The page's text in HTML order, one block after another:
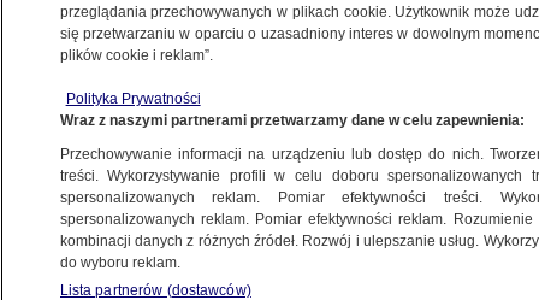
przeglądania przechowywanych w plikach cookie. Użytkownik może
się przetwarzaniu w oparciu o uzasadniony interes w dowolnym
plików cookie i reklam”.
Polityka Prywatności
Wraz z naszymi partnerami przetwarzamy dane w celu zapewnienia:
Przechowywanie informacji na urządzeniu lub dostęp do nich.
treści. Wykorzystywanie profili w celu doboru spersonalizowanych
spersonalizowanych reklam. Pomiar efektywności treści.
spersonalizowanych reklam. Pomiar efektywności reklam.
kombinacji danych z różnych źródeł. Rozwój i ulepszanie usług.
do wyboru reklam.
Lista partnerów (dostawców)